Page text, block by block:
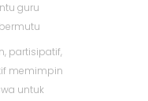
guru
partisipatif,
memimpin
untuk